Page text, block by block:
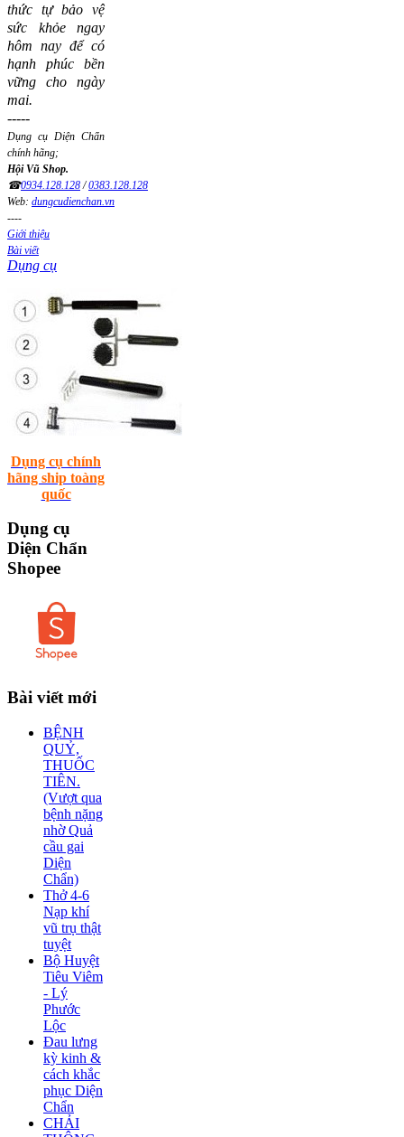
thức tự bảo vệ
sức khỏe ngay
hôm nay để có
hạnh phúc bền
vững cho ngày
mai.
-----
Dụng cụ Diện Chẩn
chính hãng;
Hội Vũ Shop.
☎0934.128.128 /0383.128.128
Web: dungcudienchan.vn
----
Giới thiệu
Bài viết
Dụng cụ
Dụng cụ chính
hãng ship toàng
quốc
Dụng cụ
Diện Chẩn
Shopee
Bài viết mới
BỆNH
QUỶ,
THUỐC
TIÊN.
(Vượt qua
bệnh nặng
nhờ Quả
cầu gai
Diện
Chẩn)
Thở 4-6
Nạp khí
vũ trụ thật
tuyệt
Bộ Huyệt
Tiêu Viêm
- Lý
Phước
Lộc
Đau lưng
kỳ kinh &
cách khắc
phục Diện
Chẩn
CHẢI